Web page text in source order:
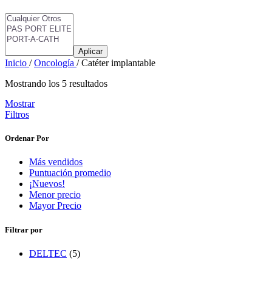
Aplicar
Inicio / Oncología / Catéter implantable
Mostrando los 5 resultados
Mostrar
Filtros
Ordenar Por
Más vendidos
Puntuación promedio
¡Nuevos!
Menor precio
Mayor Precio
Filtrar por
DELTEC (5)